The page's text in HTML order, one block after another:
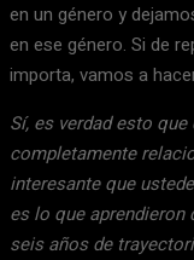
en un género y
en ese género. Si de
importa, vamos a
Sí, es verdad esto
completamente
interesante que
es lo que
seis años de